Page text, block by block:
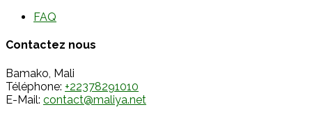
FAQ
Contactez nous
Bamako, Mali
Téléphone: +22378291010
E-Mail: contact@maliya.net